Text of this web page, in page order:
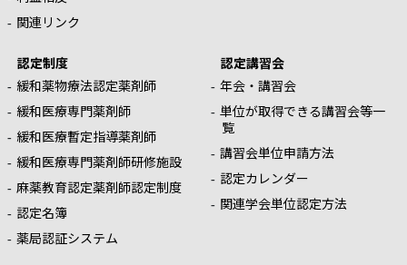
関連リンク
認定制度
緩和薬物療法認定薬剤師
緩和医療専門薬剤師
緩和医療暫定指導薬剤師
緩和医療専門薬剤師研修施設
麻薬教育認定薬剤師認定制度
認定名簿
薬局認証システム
認定講習会
年会・講習会
単位が取得できる講習会等一
覧
講習会単位申請方法
認定カレンダー
関連学会単位認定方法